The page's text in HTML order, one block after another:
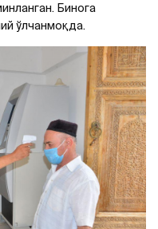
Бинога
ўлчанмоқда.